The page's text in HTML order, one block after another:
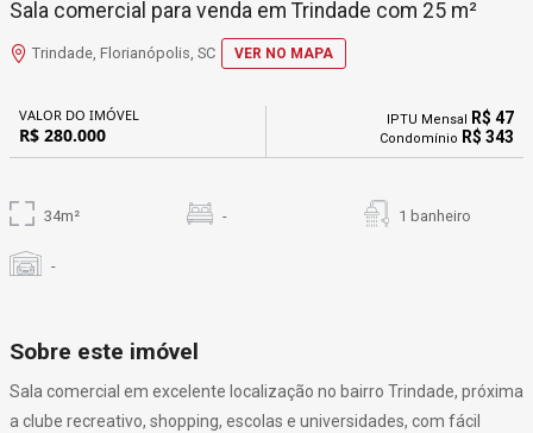
Sala comercial para venda em Trindade com 25 m²
Trindade, Florianópolis, SC VER NO MAPA
VALOR DO IMÓVEL
R$ 280.000
IPTU Mensal R$ 47
Condomínio R$ 343
34m² - 1 banheiro
-
Sobre este imóvel
Sala comercial em excelente localização no bairro Trindade, próxima
a clube recreativo, shopping, escolas e universidades, com fácil